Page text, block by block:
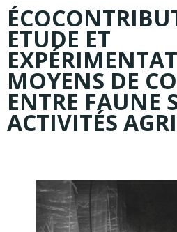
ETUDE ET
MOYENS DE
ENTRE FAUNE
ACTIVITÉS